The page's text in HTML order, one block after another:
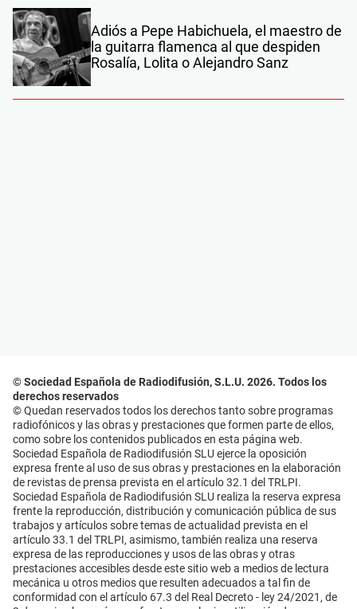
Adiós a Pepe Habichuela, el maestro de
la guitarra flamenca al que despiden
Rosalía, Lolita o Alejandro Sanz
© Sociedad Española de Radiodifusión, S.L.U. 2026. Todos los
derechos reservados
© Quedan reservados todos los derechos tanto sobre programas
radiofónicos y las obras y prestaciones que formen parte de ellos,
como sobre los contenidos publicados en esta página web.
Sociedad Española de Radiodifusión SLU ejerce la oposición
expresa frente al uso de sus obras y prestaciones en la elaboración
de revistas de prensa prevista en el artículo 32.1 del TRLPI.
Sociedad Española de Radiodifusión SLU realiza la reserva expresa
frente la reproducción, distribución y comunicación pública de sus
trabajos y artículos sobre temas de actualidad prevista en el
artículo 33.1 del TRLPI, asimismo, también realiza una reserva
expresa de las reproducciones y usos de las obras y otras
prestaciones accesibles desde este sitio web a medios de lectura
mecánica u otros medios que resulten adecuados a tal fin de
conformidad con el artículo 67.3 del Real Decreto - ley 24/2021, de